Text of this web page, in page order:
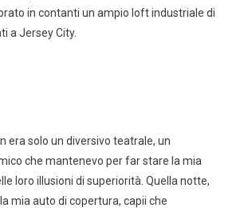
in contanti un ampio loft industriale di
a Jersey City.
era solo un diversivo teatrale, un
che mantenevo per far stare la mia
loro illusioni di superiorità. Quella notte,
mia auto di copertura, capii che